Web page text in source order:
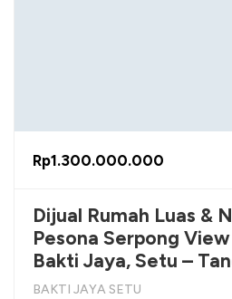
Rp1.300.000.000
Dijual Rumah Luas &
Pesona Serpong
Bakti Jaya, Setu –
BAKTI JAYA SETU